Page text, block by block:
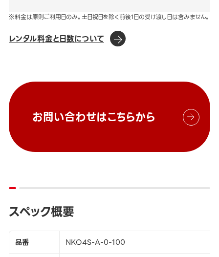
※料金は原則ご利用日のみ。土日祝日を除く前後1日の受け渡し日は含みません。
レンタル料金と日数について
お問い合わせはこちらから
スペック概要
品番
NKO4S-A-0-100